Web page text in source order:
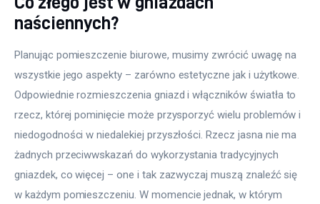
naściennych?
Planując pomieszczenie biurowe, musimy zwrócić uwagę na
wszystkie jego aspekty – zarówno estetyczne jak i użytkowe.
Odpowiednie rozmieszczenia gniazd i włączników światła to
rzecz, której pominięcie może przysporzyć wielu problemów i
niedogodności w niedalekiej przyszłości. Rzecz jasna nie ma
żadnych przeciwwskazań do wykorzystania tradycyjnych
gniazdek, co więcej – one i tak zazwyczaj muszą znaleźć się
w każdym pomieszczeniu. W momencie jednak, w którym